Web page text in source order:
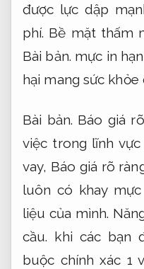
được lực dập
phí. Bề mặt thấm
Bài bản. mực in
hại mang sức khỏe
Bài bản. Báo giá
việc trong lĩnh
vay, Báo giá rõ
luôn có khay
liệu của mình.
cầu. khi các bạn
buộc chính xác 1